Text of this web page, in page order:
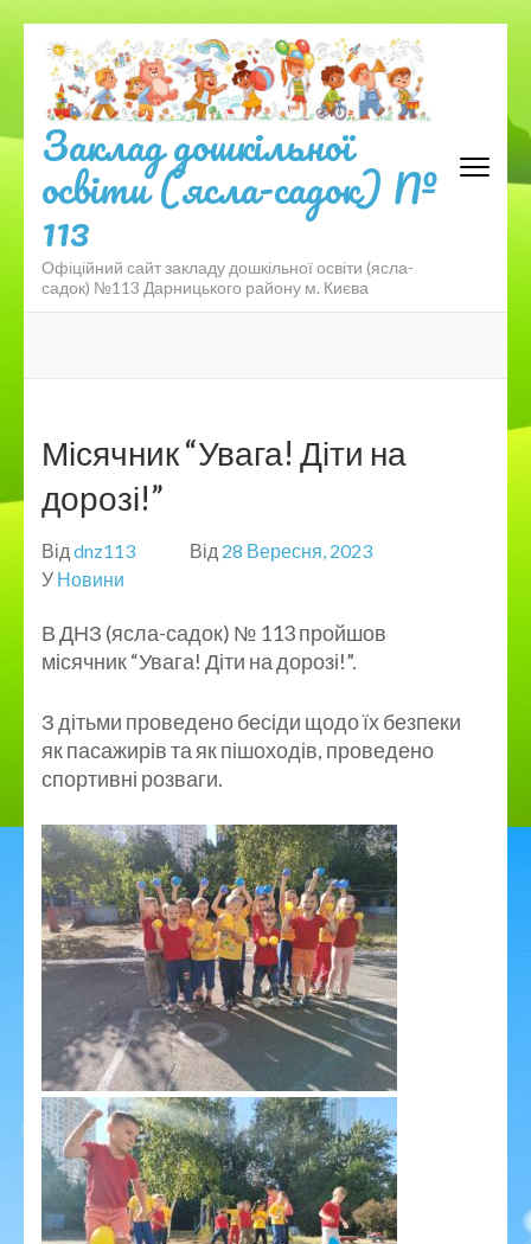
Перейти
вмісту
(натисніть
Enter)
Заклад дошкільної
освіти (ясла-садок) №
113
Офіційний сайт закладу дошкільної освіти (ясла-
садок) №113 Дарницького району м. Києва
Місячник “Увага! Діти на
дорозі!”
Від dnz113 Від 28 Вересня, 2023
У Новини
В ДНЗ (ясла-садок) № 113 пройшов
місячник “Увага! Діти на дорозі!”.
З дітьми проведено бесіди щодо їх безпеки
як пасажирів та як пішоходів, проведено
спортивні розваги.